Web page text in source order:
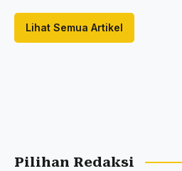
Lihat Semua Artikel
Pilihan Redaksi